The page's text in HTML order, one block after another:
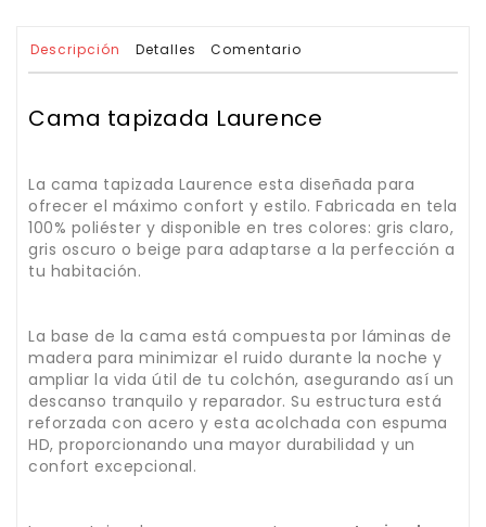
Descripción Detalles Comentario
Cama tapizada Laurence
La cama tapizada Laurence esta diseñada para
ofrecer el máximo confort y estilo. Fabricada en tela
100% poliéster y disponible en tres colores: gris claro,
gris oscuro o beige para adaptarse a la perfección a
tu habitación.
La base de la cama está compuesta por láminas de
madera para minimizar el ruido durante la noche y
ampliar la vida útil de tu colchón, asegurando así un
descanso tranquilo y reparador. Su estructura está
reforzada con acero y esta acolchada con espuma
HD, proporcionando una mayor durabilidad y un
confort excepcional.